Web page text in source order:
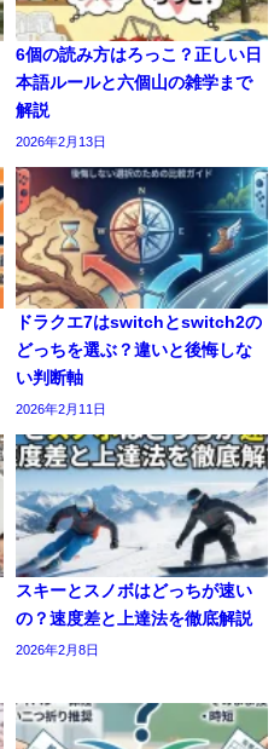
6個の読み方はろっこ？正しい日
本語ルールと六個山の雑学まで
解説
2026年2月13日
ドラクエ7はswitchとswitch2の
どっちを選ぶ？違いと後悔しな
い判断軸
2026年2月11日
スキーとスノボはどっちが速い
の？速度差と上達法を徹底解説
2026年2月8日